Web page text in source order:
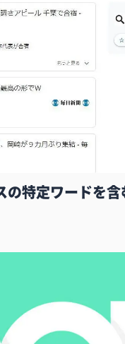
特定ワードを含